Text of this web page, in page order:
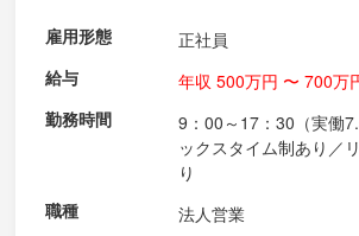
雇用形態
正社員
給与
年収 500万円 〜 700万
勤務時間
9：00～17：30（実働
ックスタイム制あり／
り
職種
法人営業